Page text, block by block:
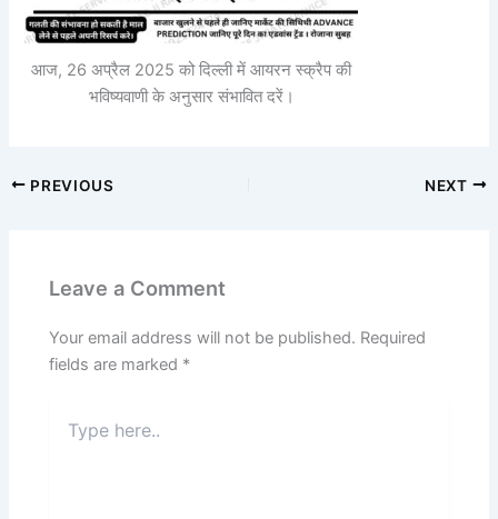
आज, 26 अप्रैल 2025 को दिल्ली में आयरन स्क्रैप की
भविष्यवाणी के अनुसार संभावित दरें।
PREVIOUS NEXT
Leave a Comment
Your email address will not be published. Required
fields are marked *
here..